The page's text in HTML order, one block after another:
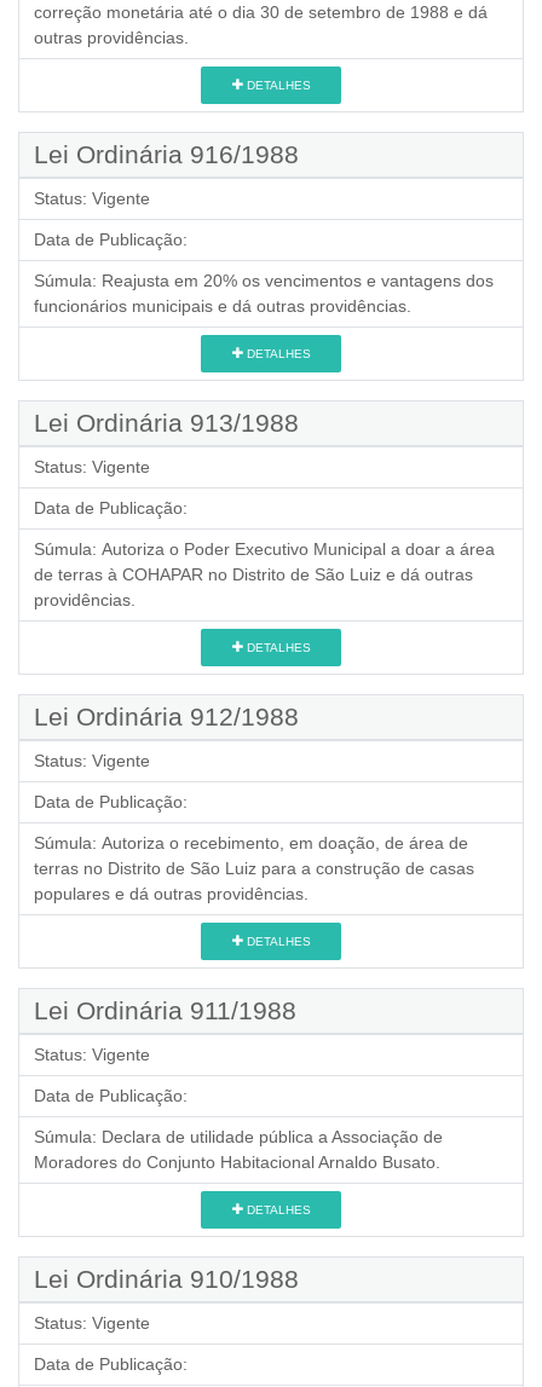
correção monetária até o dia 30 de setembro de 1988 e dá
outras providências.
DETALHES
Lei Ordinária 916/1988
Status: Vigente
Data de Publicação:
Súmula: Reajusta em 20% os vencimentos e vantagens dos
funcionários municipais e dá outras providências.
DETALHES
Lei Ordinária 913/1988
Status: Vigente
Data de Publicação:
Súmula: Autoriza o Poder Executivo Municipal a doar a área
de terras à COHAPAR no Distrito de São Luiz e dá outras
providências.
DETALHES
Lei Ordinária 912/1988
Status: Vigente
Data de Publicação:
Súmula: Autoriza o recebimento, em doação, de área de
terras no Distrito de São Luiz para a construção de casas
populares e dá outras providências.
DETALHES
Lei Ordinária 911/1988
Status: Vigente
Data de Publicação:
Súmula: Declara de utilidade pública a Associação de
Moradores do Conjunto Habitacional Arnaldo Busato.
DETALHES
Lei Ordinária 910/1988
Status: Vigente
Data de Publicação: